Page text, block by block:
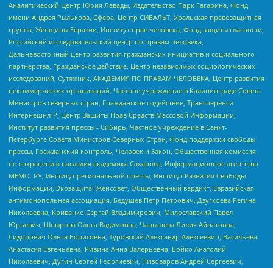
Аналитический Центр Юрия Левады, Издательство Парк Гагарина, Фонд
имени Андрея Рылькова, Сфера, Центр СИБАЛЬТ, Уральская правозащитная
группа, Женщины Евразии, Институт прав человека, Фонд защиты гласности,
Российский исследовательский центр по правам человека,
Дальневосточный центр развития гражданских инициатив и социального
партнерства, Гражданское действие, Центр независимых социологических
исследований, Сутяжник, АКАДЕМИЯ ПО ПРАВАМ ЧЕЛОВЕКА, Центр развития
некоммерческих организаций, Частное учреждение в Калининграде Совета
Министров северных стран, Гражданское содействие, Трансперенси
Интернешнл-Р, Центр Защиты Прав Средств Массовой Информации,
Институт развития прессы - Сибирь, Частное учреждение в Санкт-
Петербурге Совета Министров Северных Стран, Фонд поддержки свободы
прессы, Гражданский контроль, Человек и Закон, Общественная комиссия
по сохранению наследия академика Сахарова, Информационное агентство
МЕМО. РУ, Институт региональной прессы, Институт Развития Свободы
Информации, Экозащита!-Женсовет, Общественный вердикт, Евразийская
антимонопольная ассоциация, Бедушев Петр Петрович, Дзугкоева Регина
Николаевна, Кривенко Сергей Владимирович, Милославский Павел
Юрьевич, Шнырова Ольга Вадимовна, Чанышева Лилия Айратовна,
Сидорович Ольга Борисовна, Туровский Александр Алексеевич, Васильева
Анастасия Евгеньевна, Ривина Анна Валерьевна, Бойко Анатолий
Николаевич, Дугин Сергей Георгиевич, Пивоваров Андрей Сергеевич,